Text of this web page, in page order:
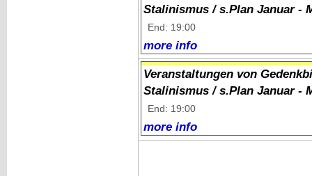
Stalinismus / s.Plan Januar -
End: 19:00
more info
Veranstaltungen von
Stalinismus / s.Plan Januar -
End: 19:00
more info